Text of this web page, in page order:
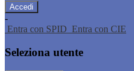
-
Entra con SPID Entra con CIE
Seleziona utente